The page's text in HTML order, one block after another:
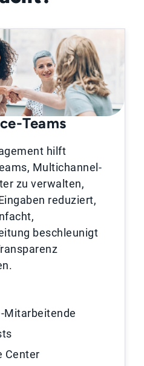
Teams
hilft
Multichannel-
zu verwalten,
reduziert,
beschleunigt
Mitarbeitende
Center